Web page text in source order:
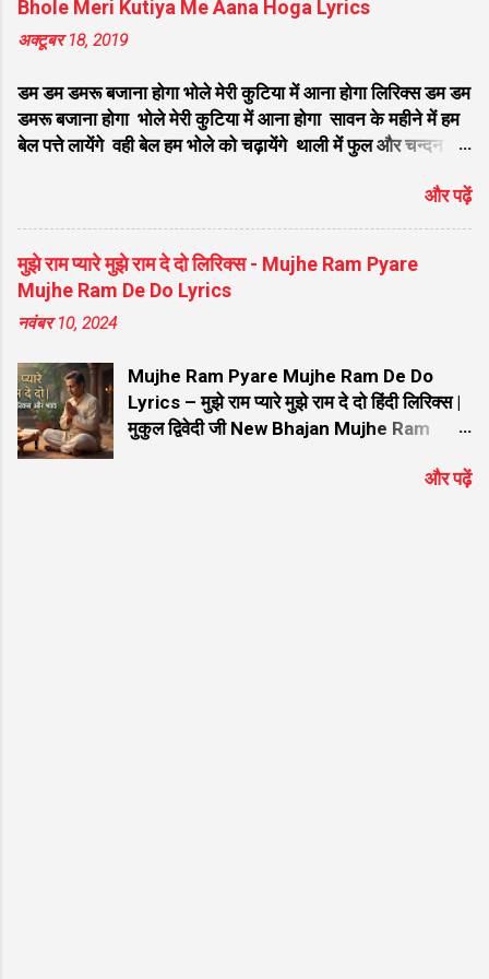
Bulaya Hai O...
जरा धीरे से बजाना बंसी बजाने वाले कृष्ण भजन लिरिक्स सांवली सूरत पे
मोहन दिल दीवाना हो गया लिरिक्स वो मुरली याद आती है सुन कान्हा सुन
बिगड़ी किस्मत को जगा दे ऐसा मेरा श्याम है लिरिक्स कौन कहता है
भगव...
Bhole Meri Kutiya Me Aana Hoga Lyrics
अक्टूबर 18, 2019
डम डम डमरू बजाना होगा भोले मेरी कुटिया में आना होगा लिरिक्स डम डम
डमरू बजाना होगा भोले मेरी कुटिया में आना होगा सावन के महीने में हम
बेल पत्ते लायेंगे वही बेल हम भोले को चढ़ायेंगे थाली में फुल और चन्दन
कुटिया में आना होगा सावन के महीने में हम गंगा जल लायेंगे वही गंगाजल
हम भोले को चढ़ायेंगे फिर तो भजन और किर्तन होगा भोले मेरी कुटिया में
आना होगा डम डम डमरू बजाना होगा भोले मेरी कुटिया में आना होगा
सावन के महीने में हम गंगा रेत लायेंगे वही गंगा रेत हम शिवलिंग बनायेगे
फिर तो भोले का अभिनन्दन होगा भोले मेरी कुटिया में आना होगा डम डम
डमरू बजाना होगा भोले मेरी कुटिया में आना होगा सावन के महीने में हम
भोग लगाना होगा भोले मेरी कुटिया में आना होगा डम डम डमर...
और पढ़ें
मुझे राम प्यारे मुझे राम दे दो लिरिक्स - Mujhe Ram Pyare
Mujhe Ram De Do Lyrics
नवंबर 10, 2024
Mujhe Ram Pyare Mujhe Ram De Do
Lyrics – मुझे राम प्यारे मुझे राम दे दो हिंदी लिरिक्स |
मुकुल द्विवेदी जी New Bhajan Mujhe Ram
प्यारे मुझे राम दे दो हिंदी लिरिक्स | मुकुल द्विवेदी जीऔर पढ़ें